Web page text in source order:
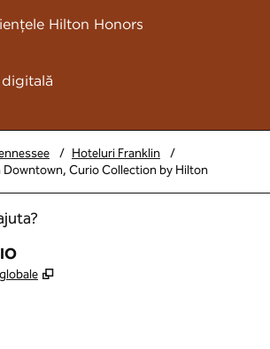
Hilton Honors
/ Hoteluri Franklin
/
Downtown, Curio Collection by Hilton
,